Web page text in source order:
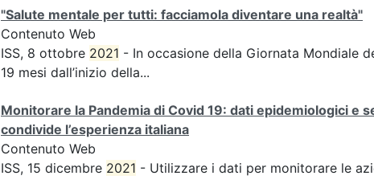
"Salute mentale per tutti: facciamola diventare una realtà"
Contenuto Web
ISS, 8 ottobre 2021 - In occasione della Giornata Mondiale
19 mesi dall’inizio della...
Monitorare la Pandemia di Covid 19: dati epidemiologici e
condivide l’esperienza italiana
Contenuto Web
ISS, 15 dicembre 2021 - Utilizzare i dati per monitorare le